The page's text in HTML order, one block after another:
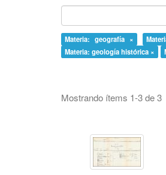
Materia: geografía ×
Materia: geología histórica ×
Mostrando ítems 1-3 de 3